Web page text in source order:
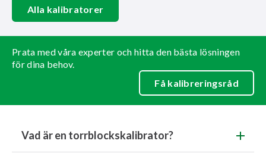
Alla kalibratorer
Prata med våra experter och hitta den bästa lösningen
för dina behov.
Få kalibreringsråd
Vad är en torrblockskalibrator?